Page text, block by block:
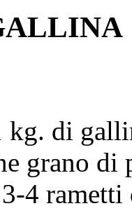
kg. di
grano di
4 rametti